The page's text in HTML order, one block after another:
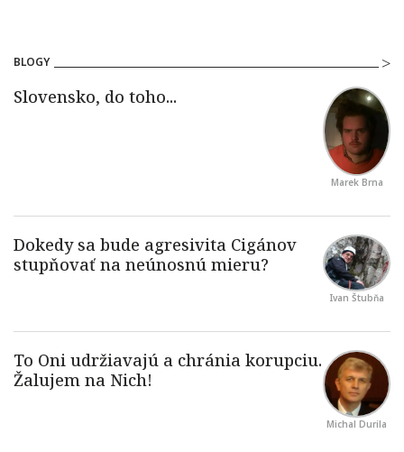
BLOGY
Marek Brna
Ivan Štubňa
Michal Durila